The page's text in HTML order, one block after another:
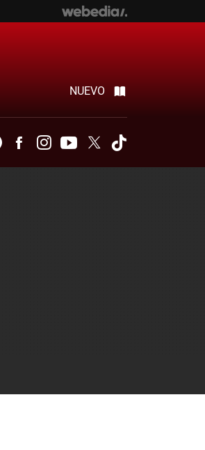
NUEVO
TelegramFacebookInstagramYoutubeTwitter